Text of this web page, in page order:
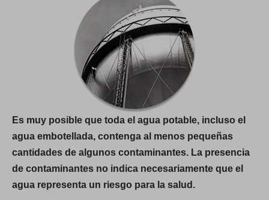
Es muy posible que toda el agua potable, incluso el
agua embotellada, contenga al menos pequeñas
cantidades de algunos contaminantes. La presencia
de contaminantes no indica necesariamente que el
agua representa un riesgo para la salud.